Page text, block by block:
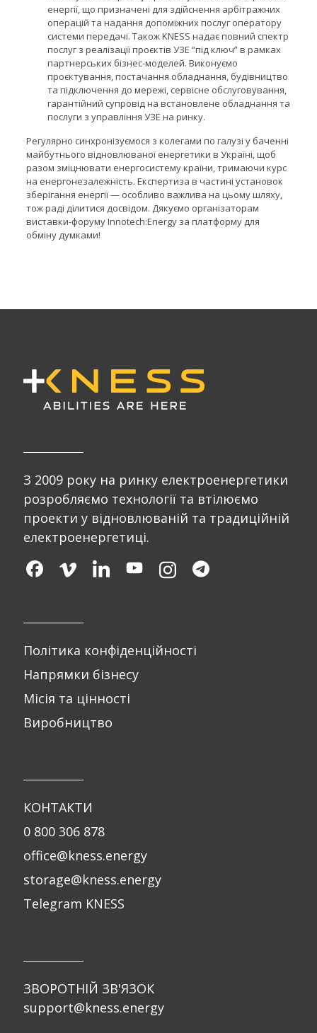
енергії, що призначені для здійснення арбітражних
операцій та надання допоміжних послуг оператору
системи передачі. Також KNESS надає повний спектр
послуг з реалізації проєктів УЗЕ “під ключ” в рамках
партнерських бізнес-моделей. Виконуємо
проєктування, постачання обладнання, будівництво
та підключення до мережі, сервісне обслуговування,
гарантійний супровід на встановлене обладнання та
послуги з управління УЗЕ на ринку.
Регулярно синхронізуємося з колегами по галузі у баченні
майбутнього відновлюваної енергетики в Україні, щоб
разом зміцнювати енергосистему країни, тримаючи курс
на енергонезалежність. Експертиза в частині установок
зберігання енергії — особливо важлива на цьому шляху,
тож раді ділитися досвідом. Дякуємо організаторам
виставки-форуму Innotech:Energy за платформу для
обміну думками!
З 2009 року на ринку електроенергетики
розробляємо технології та втілюємо
проекти у відновлюваній та традиційній
електроенергетиці.
Політика конфіденційності
Напрямки бізнесу
Місія та цінності
Виробництво
КОНТАКТИ
0 800 306 878
office@kness.energy
storage@kness.energy
Telegram KNESS
ЗВОРОТНІЙ ЗВ'ЯЗОК
support@kness.energy